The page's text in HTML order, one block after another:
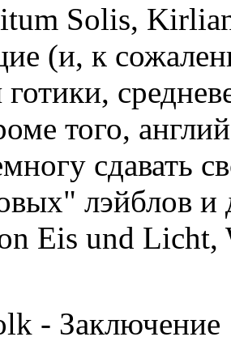
Solis,
(и, к
того,
сдавать
лэйблов и
Eis und Licht,
- Заключение